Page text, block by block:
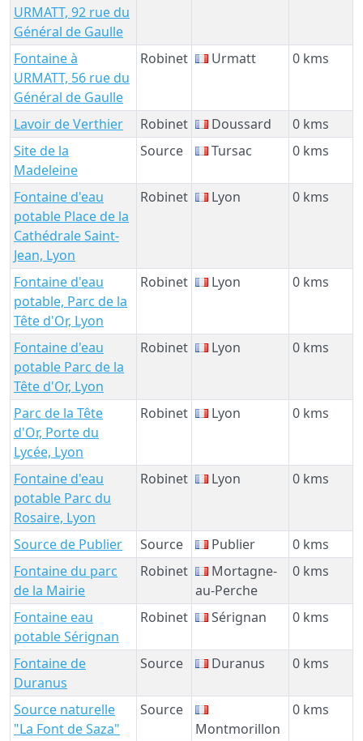
URMATT, 92 rue du
Général de Gaulle
Fontaine à
URMATT, 56 rue du
Général de Gaulle
Robinet Urmatt 0 kms
Lavoir de Verthier Robinet Doussard
0 kms
Site de la
Madeleine
Source Tursac 0 kms
Fontaine d'eau
potable Place de la
Cathédrale Saint-
Jean, Lyon
Robinet Lyon 0 kms
Fontaine d'eau
potable, Parc de la
Tête d'Or, Lyon
Robinet Lyon 0 kms
Fontaine d'eau
potable Parc de la
Tête d'Or, Lyon
Robinet Lyon 0 kms
Parc de la Tête
d'Or, Porte du
Lycée, Lyon
Robinet Lyon 0 kms
Fontaine d'eau
potable Parc du
Rosaire, Lyon
Robinet Lyon 0 kms
Source de Publier Source Publier
0 kms
Fontaine du parc
de la Mairie
Robinet
Mortagne-
au-Perche
0 kms
Fontaine eau
potable Sérignan
Robinet Sérignan 0 kms
Fontaine de
Duranus
Source Duranus 0 kms
Source naturelle
"La Font de Saza"
Source
Montmorillon
0 kms